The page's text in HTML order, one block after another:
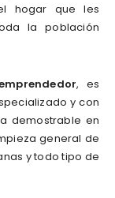
hogar que les
la población
, es
y con
demostrable en
general de
y todo tipo de